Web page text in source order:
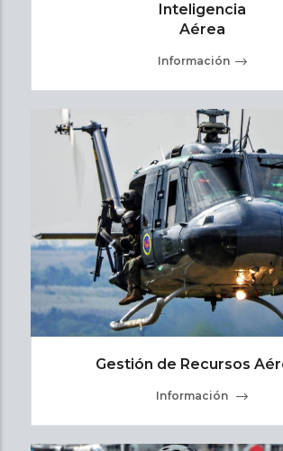
Inteligencia
Aérea
Información
Gestión de Recursos
Información